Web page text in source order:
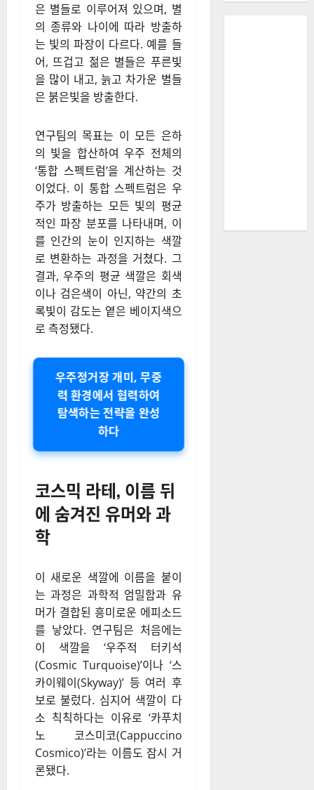
은 별들로 이루어져 있으며, 별
의 종류와 나이에 따라 방출하
는 빛의 파장이 다르다. 예를 들
어, 뜨겁고 젊은 별들은 푸른빛
을 많이 내고, 늙고 차가운 별들
은 붉은빛을 방출한다.
연구팀의 목표는 이 모든 은하
의 빛을 합산하여 우주 전체의
‘통합 스펙트럼’을 계산하는 것
이었다. 이 통합 스펙트럼은 우
주가 방출하는 모든 빛의 평균
적인 파장 분포를 나타내며, 이
를 인간의 눈이 인지하는 색깔
로 변환하는 과정을 거쳤다. 그
결과, 우주의 평균 색깔은 회색
이나 검은색이 아닌, 약간의 초
록빛이 감도는 옅은 베이지색으
로 측정됐다.
우주정거장 개미, 무중
력 환경에서 협력하여
탐색하는 전략을 완성
하다
코스믹 라테, 이름 뒤
에 숨겨진 유머와 과
학
이 새로운 색깔에 이름을 붙이
는 과정은 과학적 엄밀함과 유
머가 결합된 흥미로운 에피소드
를 낳았다. 연구팀은 처음에는
이 색깔을 ‘우주적 터키석
(Cosmic Turquoise)’이나 ‘스
카이웨이(Skyway)’ 등 여러 후
보로 불렀다. 심지어 색깔이 다
소 칙칙하다는 이유로 ‘카푸치
노 코스미코(Cappuccino
Cosmico)’라는 이름도 잠시 거
론됐다.